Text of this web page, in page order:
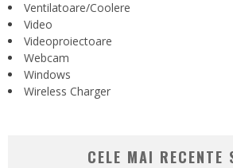
Ventilatoare/Coolere
Video
Videoproiectoare
Webcam
Windows
Wireless Charger
CELE MAI RECENTE